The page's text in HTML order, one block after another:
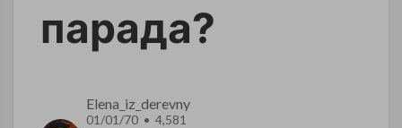
парада?
Elena_iz_derevny
01/01/70 • 4,581